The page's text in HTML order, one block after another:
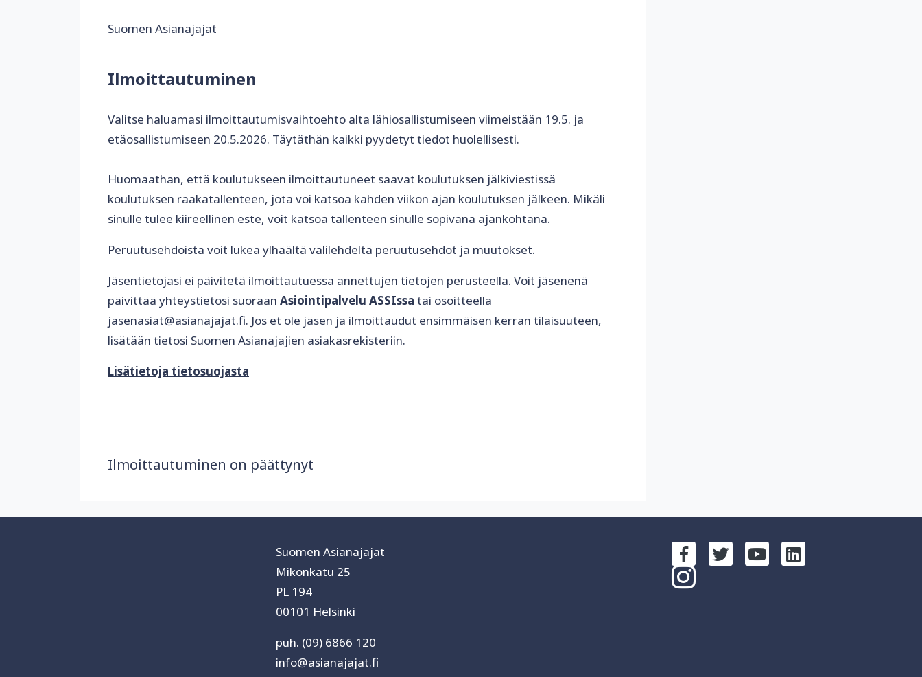
Suomen Asianajajat
Ilmoittautuminen
Valitse haluamasi ilmoittautumisvaihtoehto alta lähiosallistumiseen viimeistään 19.5. ja
etäosallistumiseen 20.5.2026. Täytäthän kaikki pyydetyt tiedot huolellisesti.
Huomaathan, että koulutukseen ilmoittautuneet saavat koulutuksen jälkiviestissä
koulutuksen raakatallenteen, jota voi katsoa kahden viikon ajan koulutuksen jälkeen. Mikäli
sinulle tulee kiireellinen este, voit katsoa tallenteen sinulle sopivana ajankohtana.
Peruutusehdoista voit lukea ylhäältä välilehdeltä peruutusehdot ja muutokset.
Jäsentietojasi ei päivitetä ilmoittautuessa annettujen tietojen perusteella. Voit jäsenenä
päivittää yhteystietosi suoraan Asiointipalvelu ASSIssa tai osoitteella
jasenasiat@asianajajat.fi. Jos et ole jäsen ja ilmoittaudut ensimmäisen kerran tilaisuuteen,
lisätään tietosi Suomen Asianajajien asiakasrekisteriin.
Lisätietoja tietosuojasta
Ilmoittautuminen on päättynyt
Suomen Asianajajat
Mikonkatu 25
PL 194
00101 Helsinki
puh. (09) 6866 120
info@asianajajat.fi